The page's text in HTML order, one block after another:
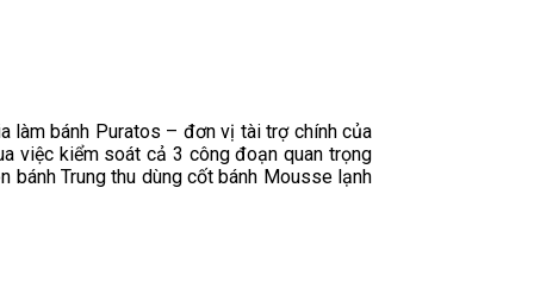
làm bánh Puratos – đơn vị tài trợ chính của
việc kiểm soát cả 3 công đoạn quan trọng
bánh Trung thu dùng cốt bánh Mousse lạnh